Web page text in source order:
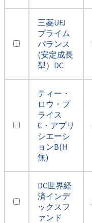
三菱UFJ
プライム
バランス
(安定成長
型）DC
ティー・
ロウ・プ
ライス
C・アプリ
シエーシ
ョンB(H
無)
DC世界経
済インデ
ックスフ
ァンド